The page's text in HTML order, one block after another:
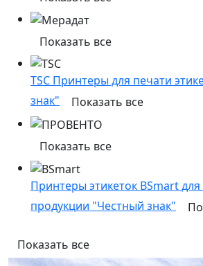
Показать все
TSC Принтеры для печати
знак"
Показать все
Показать все
Принтеры этикеток BSmart
продукции "Честный знак"
Показать все